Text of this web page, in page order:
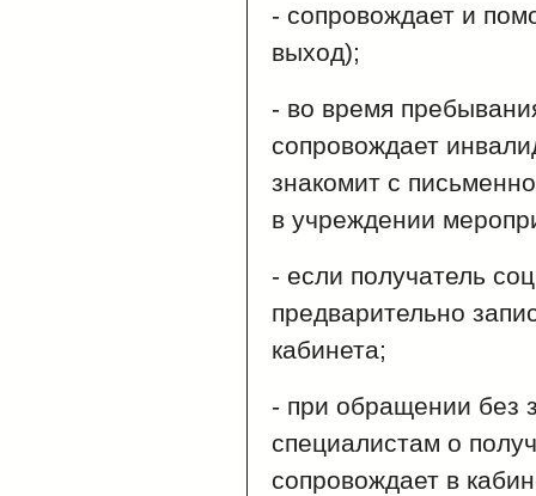
- сопровождает и
выход);
- во время
сопровождает
знакомит с
в учреждении
- если получатель
предварительно
кабинета;
- при обращении без
специалистам о
сопровождает в